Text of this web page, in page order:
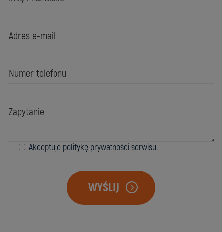
Akceptuje politykę prywatnościserwisu.
WYŚLIJ